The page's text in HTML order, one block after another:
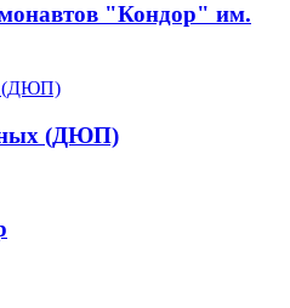
"Кондор" им.
(ДЮП)